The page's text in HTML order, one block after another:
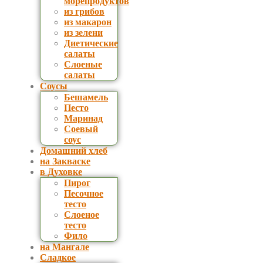
из грибов
из макарон
из зелени
Диетические
салаты
Слоеные
салаты
Соусы
Бешамель
Песто
Маринад
Соевый
соус
Домашний хлеб
на Закваске
в Духовке
Пирог
Песочное
тесто
Слоеное
тесто
Фило
на Мангале
Сладкое